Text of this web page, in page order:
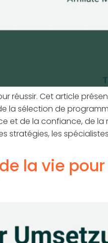
réussir. Cet article
la sélection de
et de la confiance, de
stratégies, les
la vie pour